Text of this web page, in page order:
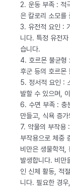
2. 운동 부족 : 적
은 칼로리 소모를
3. 유전적 요인 :
니다. 특정 유전
습니다.
4. 호르몬 불균형
후군 등의 호르몬
5. 정서적 요인 :
발할 수 있으며,
6. 수면 부족 : 충
만들고, 식욕 증
7. 약물의 부작용
부작용으로 체중
비만은 생물학적,
발생합니다. 비만
인 신체 활동, 적
니다. 필요한 경